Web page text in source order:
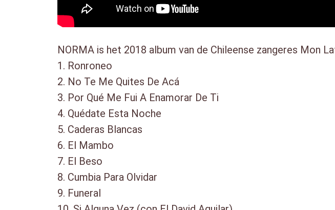
NORMA is het 2018 album van de Chileense zangeres Mon
1. Ronroneo
2. No Te Me Quites De Acá
3. Por Qué Me Fui A Enamorar De Ti
4. Quédate Esta Noche
5. Caderas Blancas
6. El Mambo
7. El Beso
8. Cumbia Para Olvidar
9. Funeral